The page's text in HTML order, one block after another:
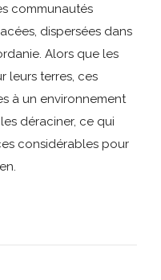
communautés
dispersées dans
Alors que les
leurs terres, ces
à un environnement
déraciner, ce qui
considérables pour